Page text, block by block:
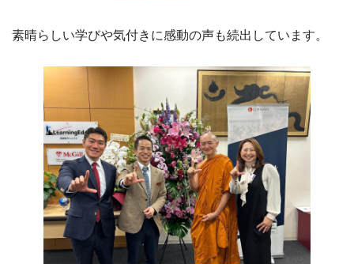
素晴らしい学びや気付きに感動の声も続出しています。